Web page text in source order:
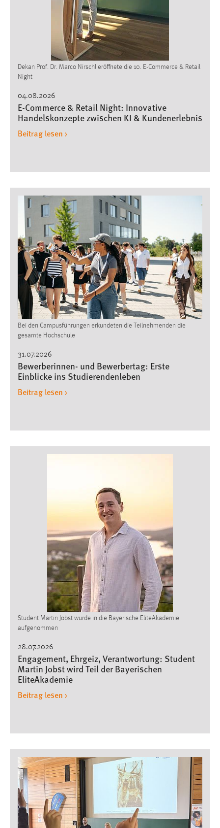
Dekan Prof. Dr. Marco Nirschl eröffnete die 10. E-Commerce & Retail
Night
04.08.2026
E-Commerce & Retail Night: Innovative
Handelskonzepte zwischen KI & Kundenerlebnis
Beitrag lesen ›
Bei den Campusführungen erkundeten die Teilnehmenden die
gesamte Hochschule
31.07.2026
Bewerberinnen- und Bewerbertag: Erste
Einblicke ins Studierendenleben
Beitrag lesen ›
Student Martin Jobst wurde in die Bayerische EliteAkademie
aufgenommen
28.07.2026
Engagement, Ehrgeiz, Verantwortung: Student
Martin Jobst wird Teil der Bayerischen
EliteAkademie
Beitrag lesen ›
Conversion-Tracking
Cookie Laufzeit:
Facebook Pixel
_fbp
Anbieter:
Cookie Laufzeit:
EXTERNE MEDIEN
Um Inhalte von Videoplattformen und Social Media
Plattformen anzeigen zu können, werden von diesen
externen Medien Cookies gesetzt.
YouTube
Vimeo